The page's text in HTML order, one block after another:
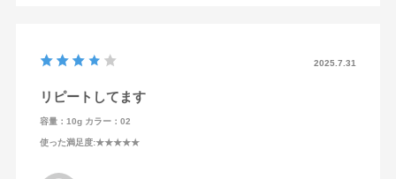
2025.7.31
リピートしてます
容量：10g カラー：02
使った満足度:★★★★★